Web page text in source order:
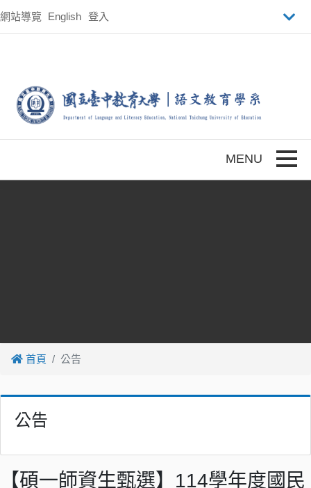
網站導覽 English 登入
首頁 公告
公告
【碩一師資生甄選】114學年度國民